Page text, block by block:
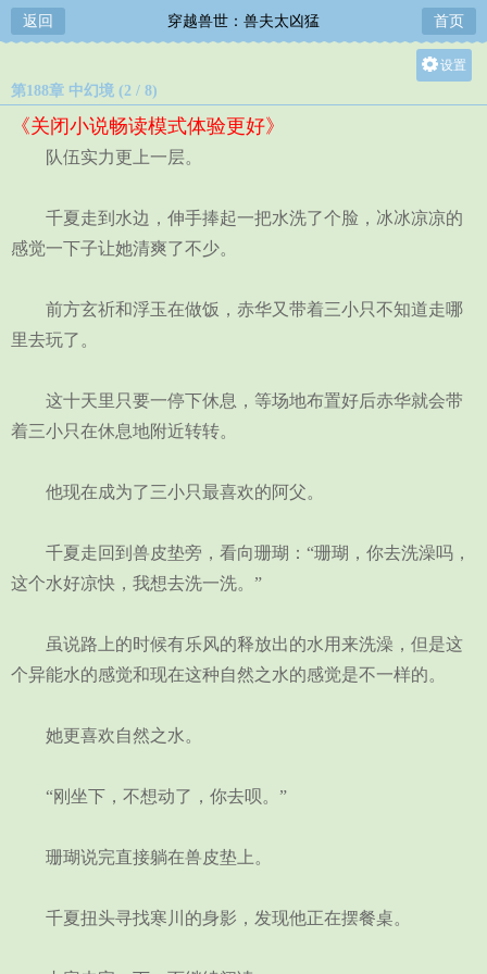
返回 穿越兽世：兽夫太凶猛 首页
设置
第188章 中幻境 (2 / 8)
《关闭小说畅读模式体验更好》
队伍实力更上一层。
千夏走到水边，伸手捧起一把水洗了个脸，冰冰凉凉的
感觉一下子让她清爽了不少。
前方玄祈和浮玉在做饭，赤华又带着三小只不知道走哪
里去玩了。
这十天里只要一停下休息，等场地布置好后赤华就会带
着三小只在休息地附近转转。
他现在成为了三小只最喜欢的阿父。
千夏走回到兽皮垫旁，看向珊瑚：“珊瑚，你去洗澡吗，
这个水好凉快，我想去洗一洗。”
虽说路上的时候有乐风的释放出的水用来洗澡，但是这
个异能水的感觉和现在这种自然之水的感觉是不一样的。
她更喜欢自然之水。
“刚坐下，不想动了，你去呗。”
珊瑚说完直接躺在兽皮垫上。
千夏扭头寻找寒川的身影，发现他正在摆餐桌。